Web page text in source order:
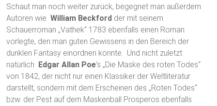
Schaut man noch weiter zurück, begegnet man außerdem
Autoren wieWilliam Beckford der mit seinem
Schauerroman „Vathek“ 1783 ebenfalls einen Roman
vorlegte, den man guten Gewissens in den Bereich der
dunklen Fantasy einordnen könnte. Und nicht zuletzt
natürlich Edgar Allan Poe’s „Die Maske des roten Todes“
von 1842, der nicht nur einen Klassiker der Weltliteratur
darstellt, sondern mit dem Erscheinen des „Roten Todes“
bzw. der Pest auf dem Maskenball Prosperos ebenfalls